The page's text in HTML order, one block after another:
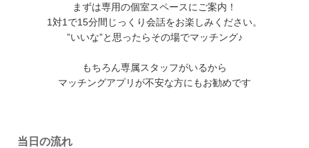
まずは専用の個室スペースにご案内！
1対1で15分間じっくり会話をお楽しみください。
”いいな”と思ったらその場でマッチング♪
もちろん専属スタッフがいるから
マッチングアプリが不安な方にもお勧めです
当日の流れ